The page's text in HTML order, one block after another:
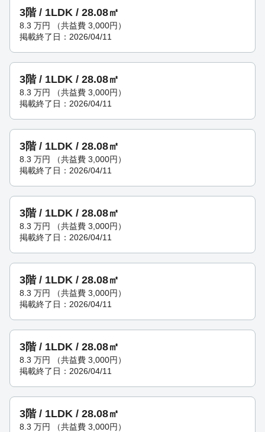
3階 / 1LDK / 28.08㎡
8.3 万円 （共益費 3,000円）
掲載終了日：2026/04/11
3階 / 1LDK / 28.08㎡
8.3 万円 （共益費 3,000円）
掲載終了日：2026/04/11
3階 / 1LDK / 28.08㎡
8.3 万円 （共益費 3,000円）
掲載終了日：2026/04/11
3階 / 1LDK / 28.08㎡
8.3 万円 （共益費 3,000円）
掲載終了日：2026/04/11
3階 / 1LDK / 28.08㎡
8.3 万円 （共益費 3,000円）
掲載終了日：2026/04/11
3階 / 1LDK / 28.08㎡
8.3 万円 （共益費 3,000円）
掲載終了日：2026/04/11
3階 / 1LDK / 28.08㎡
8.3 万円 （共益費 3,000円）